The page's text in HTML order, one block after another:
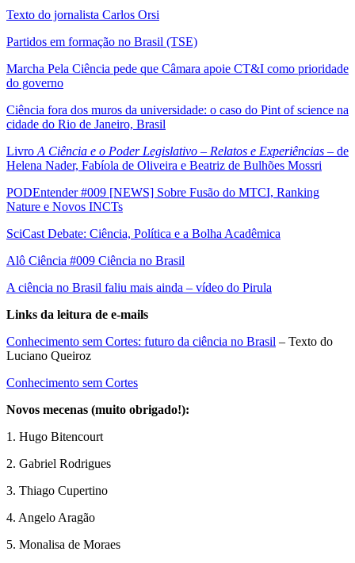
Texto do jornalista Carlos Orsi
Partidos em formação no Brasil (TSE)
Marcha Pela Ciência pede que Câmara apoie CT&I como prioridade
do governo
Ciência fora dos muros da universidade: o caso do Pint of science na
cidade do Rio de Janeiro, Brasil
Livro A Ciência e o Poder Legislativo – Relatos e Experiências – de
Helena Nader, Fabíola de Oliveira e Beatriz de Bulhões Mossri
PODEntender #009 [NEWS] Sobre Fusão do MTCI, Ranking
Nature e Novos INCTs
SciCast Debate: Ciência, Política e a Bolha Acadêmica
Alô Ciência #009 Ciência no Brasil
A ciência no Brasil faliu mais ainda – vídeo do Pirula
Links da leitura de e-mails
Conhecimento sem Cortes: futuro da ciência no Brasil – Texto do
Luciano Queiroz
Conhecimento sem Cortes
Novos mecenas (muito obrigado!):
1. Hugo Bitencourt
2. Gabriel Rodrigues
3. Thiago Cupertino
4. Angelo Aragão
5. Monalisa de Moraes